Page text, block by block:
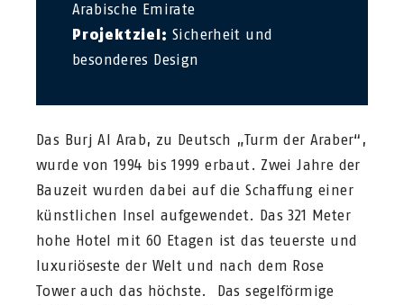
Arabische Emirate
Projektziel: Sicherheit und
besonderes Design
Das Burj Al Arab, zu Deutsch „Turm der Araber“,
wurde von 1994 bis 1999 erbaut. Zwei Jahre der
Bauzeit wurden dabei auf die Schaffung einer
künstlichen Insel aufgewendet. Das 321 Meter
hohe Hotel mit 60 Etagen ist das teuerste und
luxuriöseste der Welt und nach dem Rose
Tower auch das höchste. Das segelförmige